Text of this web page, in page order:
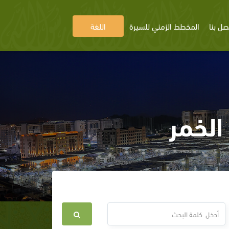
بنا المخطط الزمني للسيرة اللغة